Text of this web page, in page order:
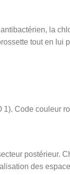
la
tout en lui
Code couleur
postérieur.
des